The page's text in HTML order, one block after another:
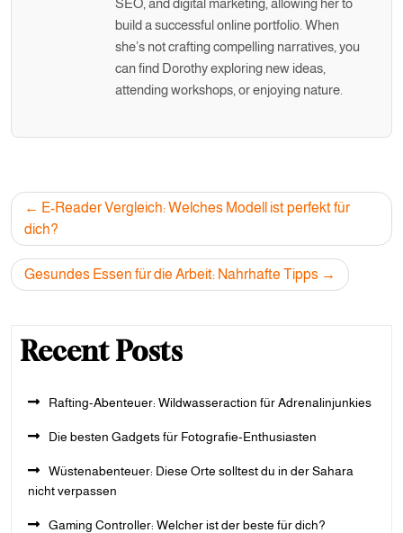
SEO, and digital marketing, allowing her to
build a successful online portfolio. When
she’s not crafting compelling narratives, you
can find Dorothy exploring new ideas,
attending workshops, or enjoying nature.
Post
navigation
E-Reader Vergleich: Welches Modell ist perfekt für
dich?
Gesundes Essen für die Arbeit: Nahrhafte Tipps
Recent Posts
Rafting-Abenteuer: Wildwasseraction für Adrenalinjunkies
Die besten Gadgets für Fotografie-Enthusiasten
Wüstenabenteuer: Diese Orte solltest du in der Sahara
nicht verpassen
Gaming Controller: Welcher ist der beste für dich?